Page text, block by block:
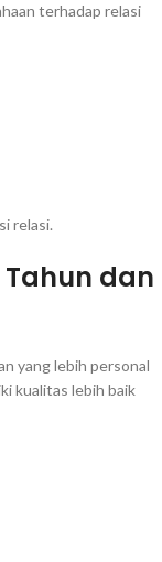
terhadap relasi
relasi.
Tahun dan
yang lebih personal
kualitas lebih baik